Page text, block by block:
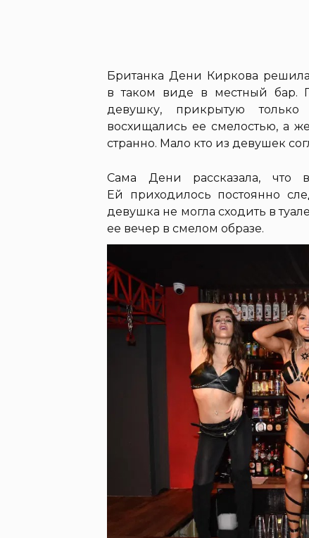
Британка Дени Киркова
в таком виде в местный бар.
девушку, прикрытую
восхищались ее смелостью, а
странно. Мало кто из девушек
Сама Дени рассказала, что
Ей приходилось постоянно
девушка не могла сходить в
ее вечер в смелом образе.